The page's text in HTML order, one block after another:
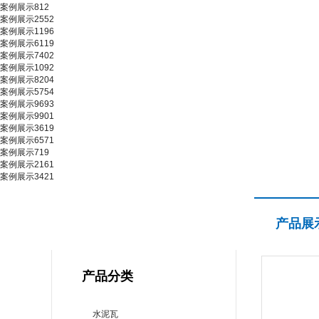
案例展示812
案例展示2552
案例展示1196
案例展示6119
案例展示7402
案例展示1092
案例展示8204
案例展示5754
案例展示9693
案例展示9901
案例展示3619
案例展示6571
案例展示719
案例展示2161
案例展示3421
产品分类
水泥瓦
产品展